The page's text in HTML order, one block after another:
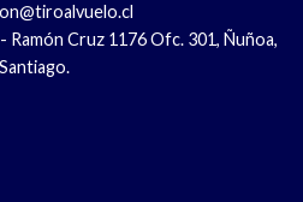
Cruz 1176 Ofc. 301, Ñuñoa,
Santiago.